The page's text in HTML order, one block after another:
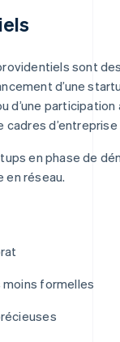
sont
d’une
d’une participation
cadres
en phase de
en réseau.
formelles